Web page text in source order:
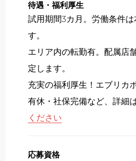
待遇・福利厚生
試用期間3カ月。労働条件
す。
エリア内の転勤有。配属店
定します。
充実の福利厚生！エブリカ
有休・社保完備など、詳細
ください
応募資格